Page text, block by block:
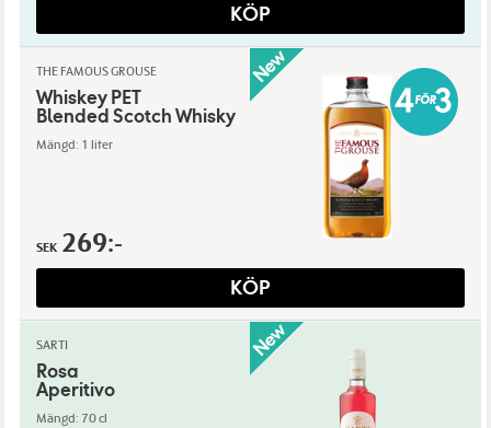
KÖP
THE FAMOUS GROUSE
Whiskey PET
Blended Scotch Whisky
Mängd: 1 liter
SEK 269:-
KÖP
SARTI
Rosa
Aperitivo
Mängd: 70 cl